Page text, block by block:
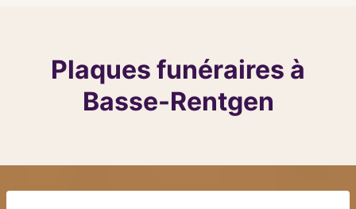
Plaques funéraires à
Basse-Rentgen